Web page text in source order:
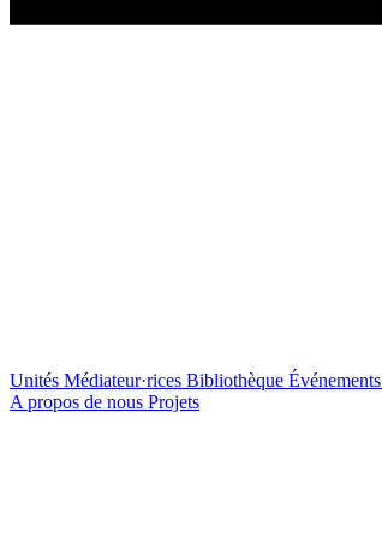
Unités Médiateur·rices Bibliothèque Événements
A propos de nous Projets